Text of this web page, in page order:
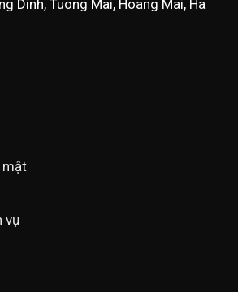
Dinh, Tuong Mai, Hoang Mai, Ha
mật
vụ